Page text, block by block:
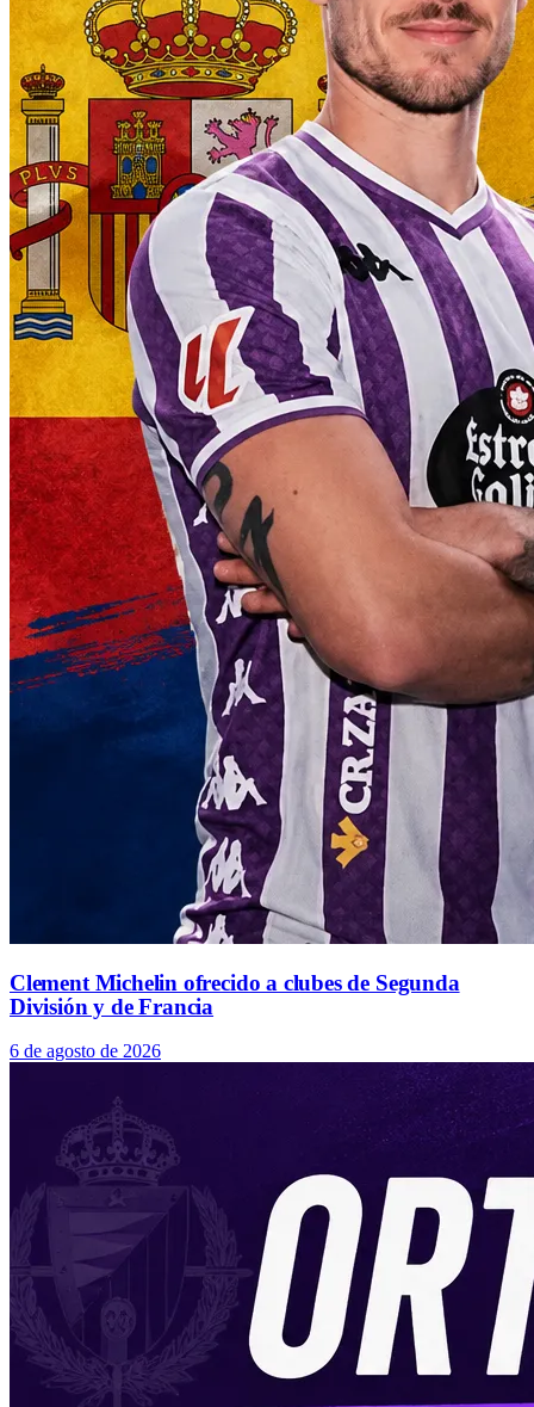
Clement Michelin ofrecido a clubes de Segunda
División y de Francia
6 de agosto de 2026